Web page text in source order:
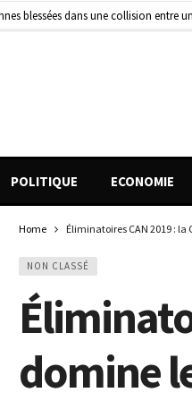
blessées dans une collision entre
membres d’un réseau de vol de
POLITIQUE ECONOMIE
Home Éliminatoires CAN 2019 :
NON CLASSÉ
domine